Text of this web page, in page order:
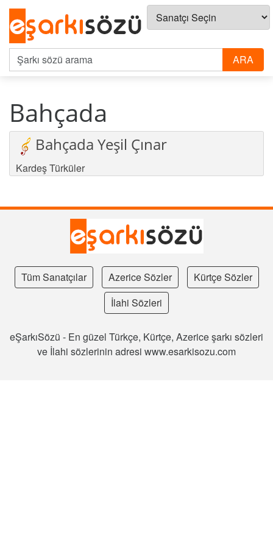
Bahçada
Bahçada Yeşil Çınar
Kardeş Türküler
Tüm Sanatçılar Azerice Sözler
Kürtçe Sözler
İlahi Sözleri
eŞarkıSözü - En güzel Türkçe, Kürtçe, Azerice şarkı sözleri
ve İlahi sözlerinin adresi www.esarkisozu.com